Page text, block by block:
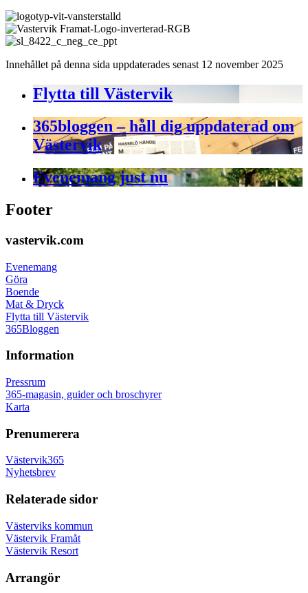
Innehållet på denna sida uppdaterades senast 12 november 2025
Flytta till Västervik
365bloggen – håll dig uppdaterad om
Västervik
Evenemang just nu
Footer
vastervik.com
Evenemang
Göra
Boende
Mat & Dryck
Flytta till Västervik
365Bloggen
Information
Pressrum
365-magasin, guider och broschyrer
Karta
Prenumerera
Västervik365
Nyhetsbrev
Relaterade sidor
Västerviks kommun
Västervik Framåt
Västervik Resort
Arrangör